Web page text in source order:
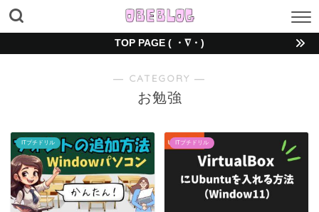
TOP PAGE ( ・∇・)
― CATEGORY ―
お勉強
ITプチドリル ITプチドリル